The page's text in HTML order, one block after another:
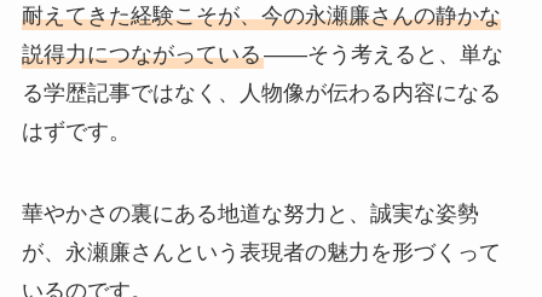
耐えてきた経験こそが、今の永瀬廉さんの静かな
説得力につながっている――そう考えると、単な
る学歴記事ではなく、人物像が伝わる内容になる
はずです。
華やかさの裏にある地道な努力と、誠実な姿勢
が、永瀬廉さんという表現者の魅力を形づくって
いるのです。